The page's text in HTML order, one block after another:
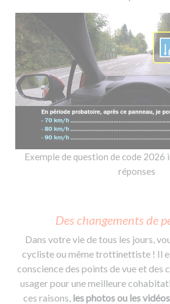
Exemple de question de code 2026
réponses
Des changements de
Dans votre vie de tous les jours,
cycliste ou même trottinettiste ! Il
conscience des points de vue et des
usager pour une meilleure
ces raisons, les photos ou les